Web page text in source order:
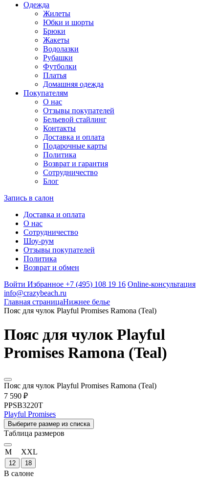
Одежда
Жилеты
Юбки и шорты
Брюки
Жакеты
Водолазки
Рубашки
Футболки
Платья
Домашняя одежда
Покупателям
О нас
Отзывы покупателей
Бельевой стайлинг
Контакты
Доставка и оплата
Подарочные карты
Политика
Возврат и гарантия
Сотрудничество
Блог
Запись в салон
Доставка и оплата
О нас
Сотрудничество
Шоу-рум
Отзывы покупателей
Политика
Возврат и обмен
Войти Избранное +7 (495) 108 19 16 Online-консультация
info@crazybeach.ru
Главная страницаНижнее белье
Пояс для чулок Playful Promises Ramona (Teal)
Пояс для чулок Playful
Promises Ramona (Teal)
Пояс для чулок Playful Promises Ramona (Teal)
7 590 ₽
PPSB3220T
Playful Promises
Выберите размер из списка
Таблица размеров
M XXL
12 18
В салоне